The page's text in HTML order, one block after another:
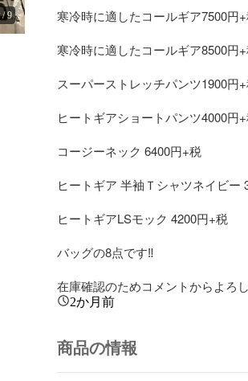
/9
寒冷時に適したコールギア7500円
寒冷時に適したコールギア8500円
スーパーストレッチパンツ1900円
ヒートギアショートパンツ4000円
コージーネック 6400円+税
ヒートギア 半袖Ｔシャツネイビー
ヒートギアLSモック 4200円+税
バッグの8点です‼️
在庫確認のためコメントからよろ
2か月前
商品の情報